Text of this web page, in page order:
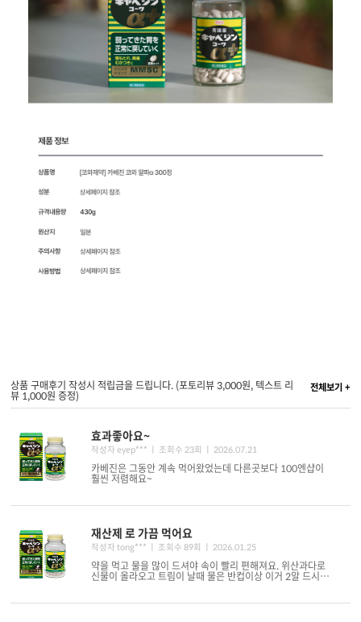
상품 구매후기 작성시 적립금을 드립니다. (포토리뷰 3,000원, 텍스트 리
뷰 1,000원 증정)
전체보기 +
효과좋아요~
작성자 eyep*** ㅣ 조회수 23회 ㅣ 2026.07.21
카베진은 그동안 계속 먹어왔었는데 다른곳보다 100엔샵이
훨씬 저렴해요~
재산제 로 가끔 먹어요
작성자 tong*** ㅣ 조회수 89회 ㅣ 2026.01.25
약을 먹고 물을 많이 드셔야 속이 빨리 편해져요. 위산과다로
신물이 올라오고 트림이 날때 물은 반컵이상 이거 2알 드시면